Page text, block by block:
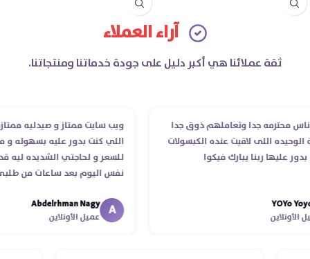
آراء العملاء
ثقة عملائنا هي أكبر دليل على جودة خدماتنا ومنتجاتنا.
محترمه جدا وتعاملهم ذوق جدا
اللى لاقيت عنده الكبسولات
ربنا يبارك فيكوا
ويب سايت ممتاز و صيدليه ممتازه
اللي كنت بدور عليه بسهوله و من
للسعر و لحاجتي الشديده ليه قدر
نفس اليوم بعد ساعات من طلبي و
انتهاء موعد عمله ..فضل يتابع
استلمت ..شكرا جزيلا ليكم
A
Abdelrhman Nagy
عميل الأونلاين